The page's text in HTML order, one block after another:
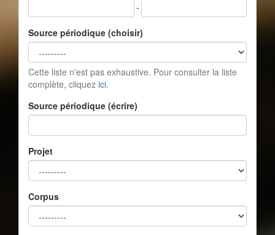
-
Source périodique (choisir)
Cette liste n'est pas exhaustive. Pour consulter la liste
complète, cliquez ici.
Source périodique (écrire)
Projet
Corpus